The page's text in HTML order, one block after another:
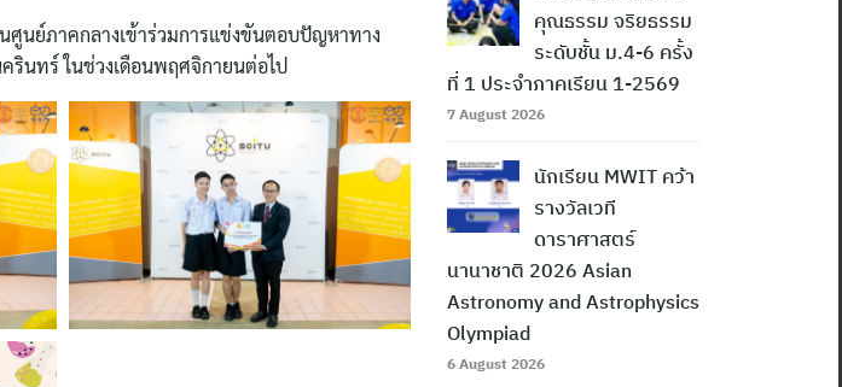
นย์ภาคกลางเข้าร่วมการแข่งขันตอบปัญหาทาง
นทร์ ในช่วงเดือนพฤศจิกายนต่อไป
คุณธรรม จริยธรรม
ระดับชั้น ม.4-6 ครั้ง
ที่ 1 ประจำภาคเรียน 1-2569
7 August 2026
นักเรียน MWIT คว้า
รางวัลเวที
ดาราศาสตร์
นานาชาติ 2026 Asian
Astronomy and Astrophysics
Olympiad
6 August 2026